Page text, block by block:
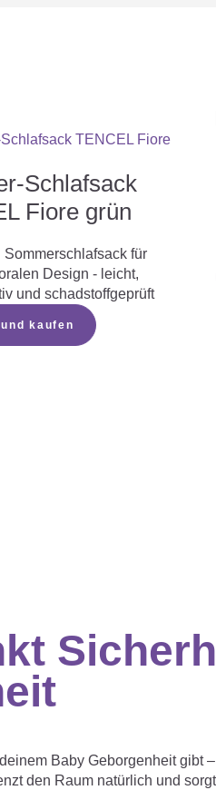
Schlafsack
Fiore grün
für
Design - leicht,
und schadstoffgeprüft
kaufen
Baby Geborgenheit gibt
den Raum natürlich und